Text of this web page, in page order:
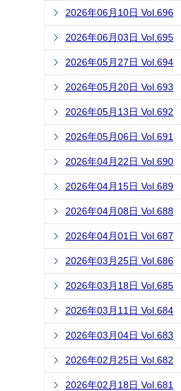
2026年06月10日 Vol.696
2026年06月03日 Vol.695
2026年05月27日 Vol.694
2026年05月20日 Vol.693
2026年05月13日 Vol.692
2026年05月06日 Vol.691
2026年04月22日 Vol.690
2026年04月15日 Vol.689
2026年04月08日 Vol.688
2026年04月01日 Vol.687
2026年03月25日 Vol.686
2026年03月18日 Vol.685
2026年03月11日 Vol.684
2026年03月04日 Vol.683
2026年02月25日 Vol.682
2026年02月18日 Vol.681